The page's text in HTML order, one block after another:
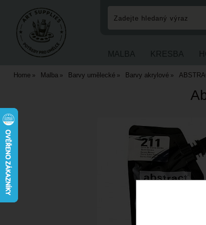
MALBA KRESBA
Home Malba Barvy umělecké Barvy akrylové